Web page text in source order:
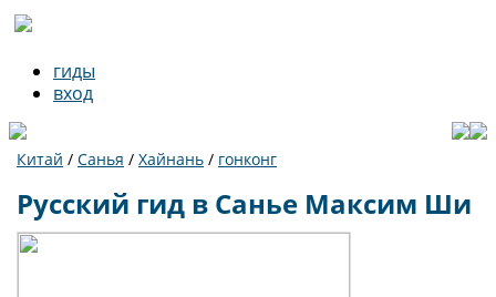
гиды
вход
Китай / Санья / Хайнань / гонконг
Русский гид в Санье Максим Ши